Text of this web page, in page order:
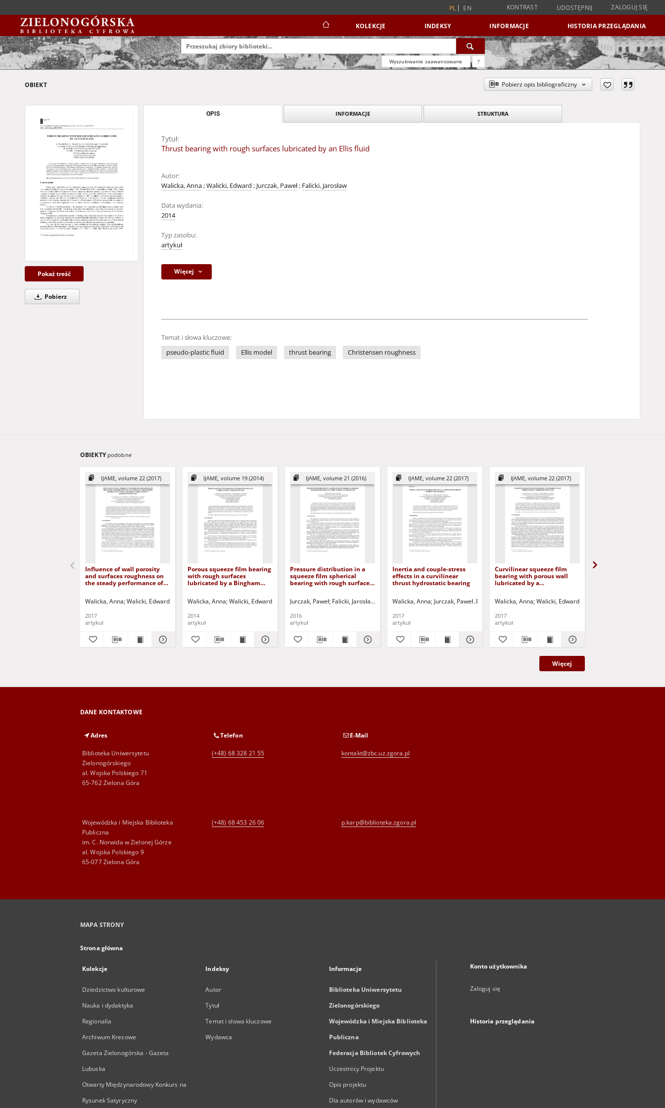
PL EN KONTRAST UDOSTĘPNIJ ZALOGUJ SIĘ
KOLEKCJE INDEKSY INFORMACJE HISTORIA PRZEGLĄDANIA
Wyszukiwanie zaawansowane ?
OBIEKT Pobierz opis bibliograficzny
Pokaż treść
Pobierz
OPIS INFORMACJE STRUKTURA
Tytuł:
Thrust bearing with rough surfaces lubricated by an Ellis fluid
Autor:
Walicka, Anna;Walicki, Edward ; Jurczak, Paweł; Falicki, Jarosław
Data wydania:
2014
Typ zasobu:
artykuł
Więcej
Temat i słowa kluczowe:
pseudo-plastic fluid
Ellis model thrust bearing Christensen roughness
OBIEKTY podobne
IJAME, volume 22 (2017)
Influence of wall porosity
and surfaces roughness on
the steady performance of
lubricated by a
Walicka, Anna Walicki, Edward Jurczak, Paweł Falicki, Jarosław Jurczak, Paweł - red.
2017
artykuł
IJAME, volume 19 (2014)
Porous squeeze film bearing
with rough surfaces
lubricated by a Bingham
Walicka, Anna Walicki, Edward Jurczak, Paweł Falicki, Jarosław Jurczak, Paweł - red.
2014
artykuł
IJAME, volume 21 (2016)
Pressure distribution in a
squeeze film spherical
bearing with rough surfaces
Jurczak, Paweł Falicki, Jarosław Jurczak, Paweł - red.
2016
artykuł
IJAME, volume 22 (2017)
Inertia and couple-stress
effects in a curvilinear
thrust hydrostatic bearing
Walicka, Anna Jurczak, Paweł Falicki, Jarosław Jurczak, Paweł - red.
2017
artykuł
IJAME, volume 22 (2017)
Curvilinear squeeze film
bearing with porous wall
lubricated by a
Walicka, Anna Walicki, Edward
2017
artykuł
Więcej
DANE KONTAKTOWE
Adres
Biblioteka Uniwersytetu
Zielonogórskiego
al. Wojska Polskiego 71
65-762 Zielona Góra
Telefon
(+48) 68 328 21 55
E-Mail
kontakt@zbc.uz.zgora.pl
Wojewódzka i Miejska Biblioteka
Publiczna
im. C. Norwida w Zielonej Górze
al. Wojska Polskiego 9
65-077 Zielona Góra
(+48) 68 453 26 06 p.karp@biblioteka.zgora.pl
MAPA STRONY
Strona główna
Kolekcje
Dziedzictwo kulturowe
Nauka i dydaktyka
Regionalia
Archiwum Kresowe
Gazeta Zielonogórska - Gazeta
Lubuska
Otwarty Międzynarodowy Konkurs na
Rysunek Satyryczny
Indeksy
Autor
Tytuł
Temat i słowa kluczowe
Wydawca
Informacje
Biblioteka Uniwersytetu
Zielonogórskiego
Wojewódzka i Miejska Biblioteka
Publiczna
Federacja Bibliotek Cyfrowych
Uczestnicy Projektu
Opis projektu
Dla autorów i wydawców
Konto użytkownika
Zaloguj się
Historia przeglądania